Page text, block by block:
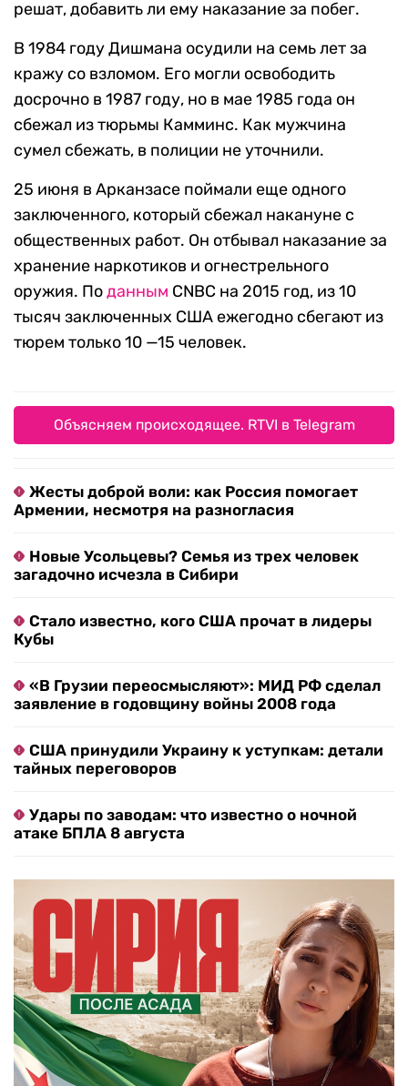
решат, добавить ли ему наказание за побег.
В 1984 году Дишмана осудили на семь лет за
кражу со взломом. Его могли освободить
досрочно в 1987 году, но в мае 1985 года он
сбежал из тюрьмы Камминс. Как мужчина
сумел сбежать, в полиции не уточнили.
25 июня в Арканзасе поймали еще одного
заключенного, который сбежал накануне с
общественных работ. Он отбывал наказание за
хранение наркотиков и огнестрельного
оружия. Поданным CNBC на 2015 год, из 10
тысяч заключенных США ежегодно сбегают из
тюрем только 10 —15 человек.
Объясняем происходящее. RTVI в Telegram
Жесты доброй воли: как Россия помогает
Армении, несмотря на разногласия
Новые Усольцевы? Семья из трех человек
загадочно исчезла в Сибири
Стало известно, кого США прочат в лидеры
Кубы
«В Грузии переосмысляют»: МИД РФ сделал
заявление в годовщину войны 2008 года
США принудили Украину к уступкам: детали
тайных переговоров
Удары по заводам: что известно о ночной
атаке БПЛА 8 августа